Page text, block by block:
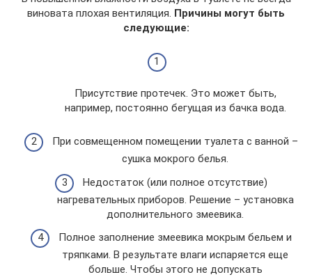
виновата плохая вентиляция. Причины могут быть
следующие:
Присутствие протечек. Это может быть,
например, постоянно бегущая из бачка вода.
При совмещенном помещении туалета с ванной –
сушка мокрого белья.
Недостаток (или полное отсутствие)
нагревательных приборов. Решение – установка
дополнительного змеевика.
Полное заполнение змеевика мокрым бельем и
тряпками. В результате влаги испаряется еще
больше. Чтобы этого не допускать